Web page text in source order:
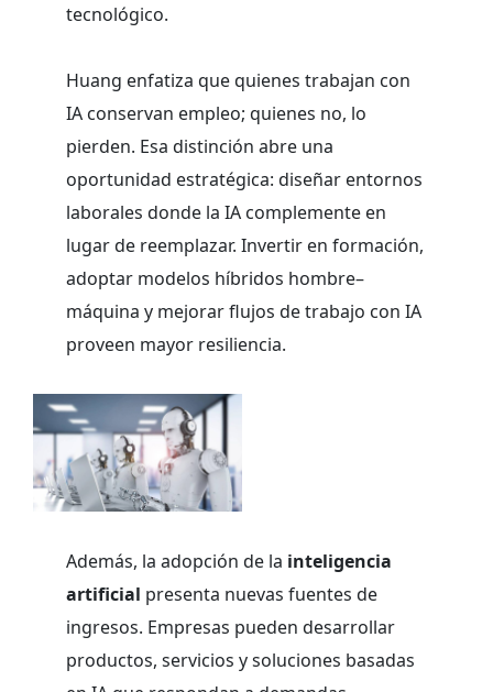
tecnológico.
Huang enfatiza que quienes trabajan con
IA conservan empleo; quienes no, lo
pierden. Esa distinción abre una
oportunidad estratégica: diseñar entornos
laborales donde la IA complemente en
lugar de reemplazar. Invertir en formación,
adoptar modelos híbridos hombre–
máquina y mejorar flujos de trabajo con IA
proveen mayor resiliencia.
Además, la adopción de la inteligencia
artificial presenta nuevas fuentes de
ingresos. Empresas pueden desarrollar
productos, servicios y soluciones basadas